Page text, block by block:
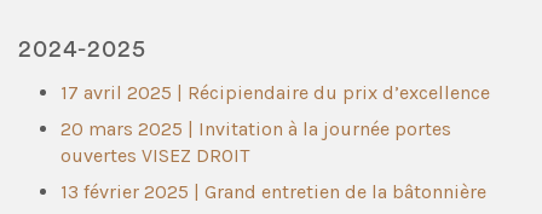
2024-2025
17 avril 2025 | Récipiendaire du prix d’excellence
20 mars 2025 | Invitation à la journée portes
ouvertes VISEZ DROIT
13 février 2025 | Grand entretien de la bâtonnière